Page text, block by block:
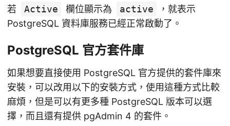
若 Active 欄位顯示為 active
，就表示
PostgreSQL 資料庫服務已經正常啟動了。
PostgreSQL 官方套件庫
如果想要直接使用 PostgreSQL 官方提供的套件庫來
安裝，可以改用以下的安裝方式，使用這種方式比較
麻煩，但是可以有更多種 PostgreSQL 版本可以選
擇，而且還有提供 pgAdmin 4 的套件。